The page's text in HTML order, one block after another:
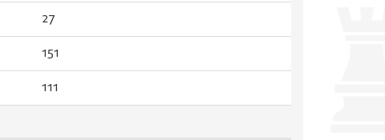
27
151
111